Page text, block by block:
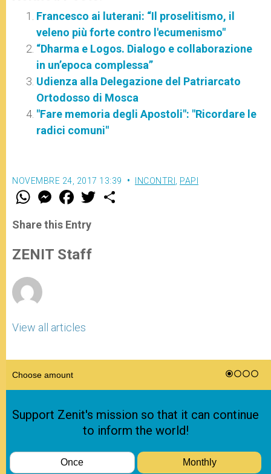
Francesco ai luterani: “Il proselitismo, il
veleno più forte contro l'ecumenismo"
“Dharma e Logos. Dialogo e collaborazione
in un’epoca complessa”
Udienza alla Delegazione del Patriarcato
Ortodosso di Mosca
"Fare memoria degli Apostoli": "Ricordare le
radici comuni"
NOVEMBRE 24, 2017 13:39 INCONTRI PAPI
W
t
s
p
p
M
e
s
e
g
e
F
a
e
b
o
k
w
Share this Entry
ZENIT Staff
View all articles